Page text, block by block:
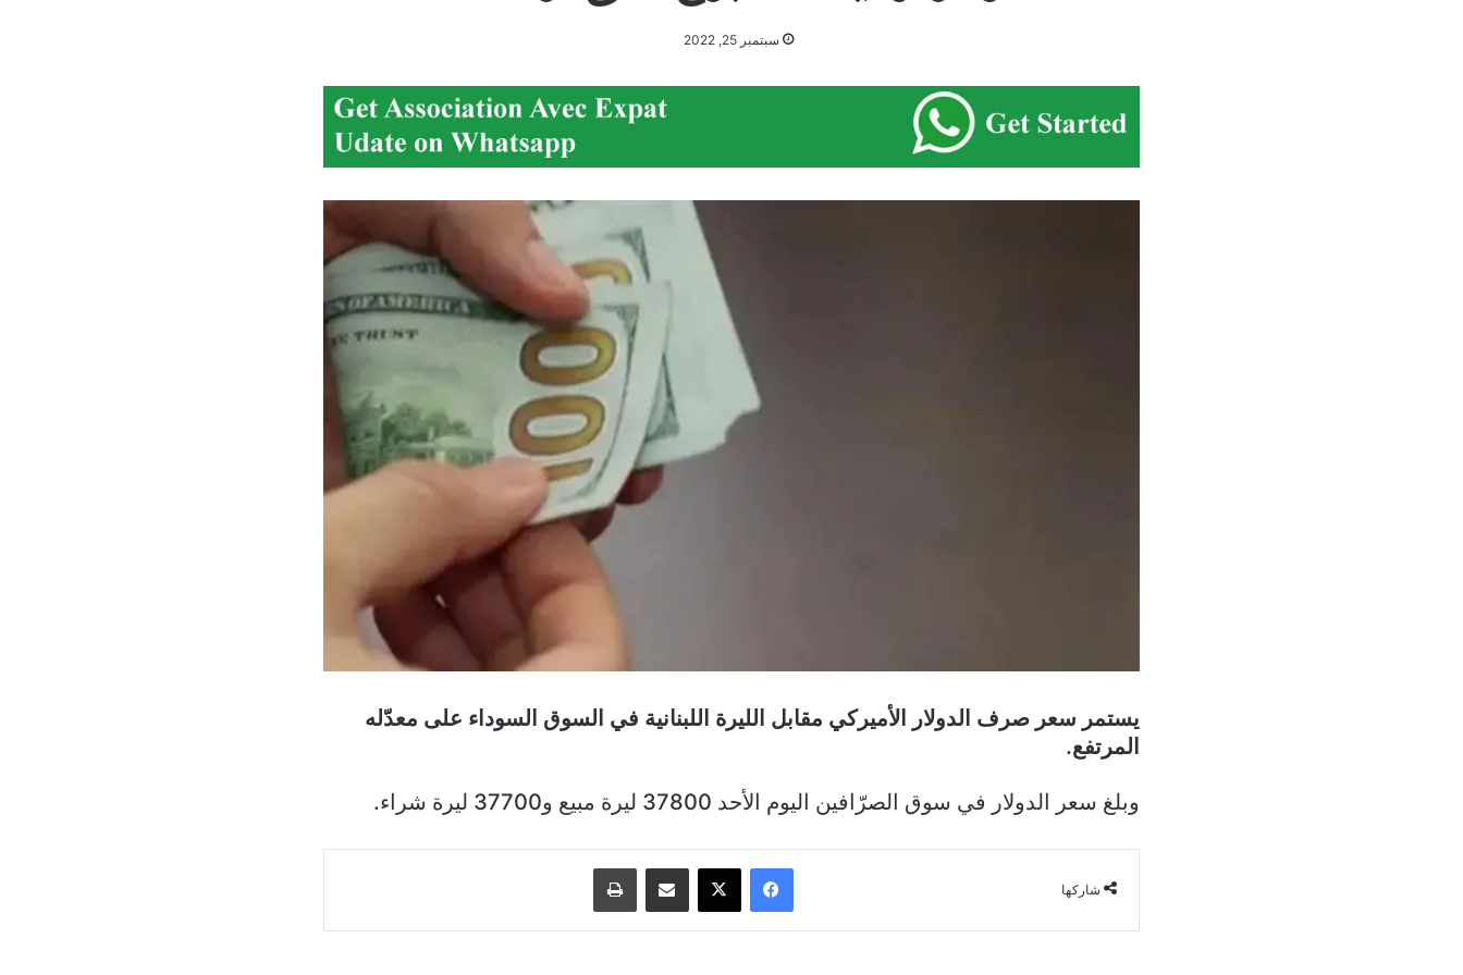
سبتمبر 25, 2022
يستمر سعر صرف الدولار الأميركي مقابل الليرة اللبنانية في السوق السوداء على معدّله
المرتفع.
وبلغ سعر الدولار في سوق الصرّافين اليوم الأحد 37800 ليرة مبيع و37700 ليرة شراء.
شاركها
فيسبوك ‫X مشاركة عبر البريد طباعة